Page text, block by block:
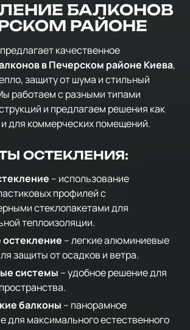
БАЛКОНОВ
РАЙОНЕ
качественное
в Печерском районе Киева,
защиту от шума и стильный
работаем с разными типами
и предлагаем решения как
для коммерческих помещений.
ОСТЕКЛЕНИЯ:
– использование
профилей с
стеклопакетами для
теплоизоляции.
– легкие алюминиевые
защиты от осадков и ветра.
системы – удобное решение для
балконы – панорамное
для максимального естественного